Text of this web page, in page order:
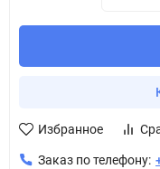
Избранное
Заказ по телефону: